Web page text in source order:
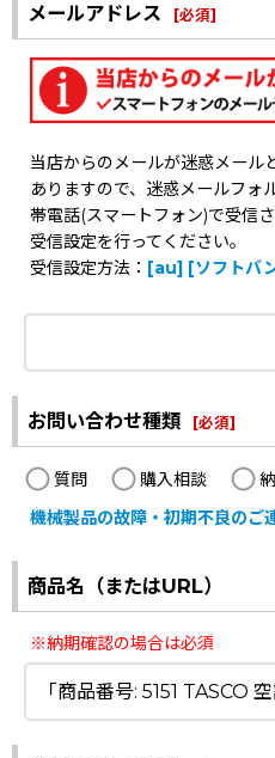
メールアドレス [必須]
当店からのメールが迷惑メール
ありますので、迷惑メールフォ
帯電話(スマートフォン)で受信
受信設定を行ってください。
受信設定方法： [au] [ソフトバ
お問い合わせ種類 [必須]
質問 購入相談
機械製品の故障・初期不良のご
商品名（またはURL）
※納期確認の場合は必須